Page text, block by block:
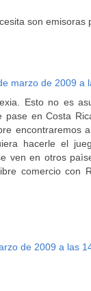
son emisoras
marzo de 2009 a
Esto no es
pase en Costa
encontraremos
hacerle el
ven en otros
comercio con
de 2009 a las